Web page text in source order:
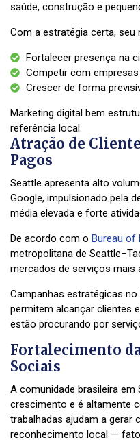
saúde, construção e
Com a estratégia certa, seu
Fortalecer presença na
Competir com
Crescer de forma
Marketing digital bem
referência local.
Atração de
Pagos
Seattle apresenta alto
Google, impulsionado pela
média elevada e forte
De acordo com o Bureau of
metropolitana de
mercados de serviços mais
Campanhas estratégicas
permitem alcançar clientes
estão procurando por
Fortalecimento
Sociais
A comunidade brasileira
crescimento e é altamente
trabalhadas ajudam a gerar
reconhecimento local —